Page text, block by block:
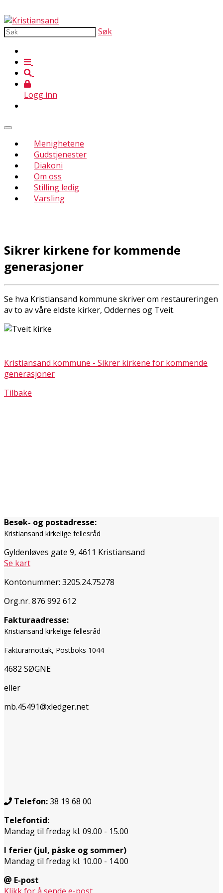
Søk
Logg inn
Menighetene
Gudstjenester
Diakoni
Om oss
Stilling ledig
Varsling
Sikrer kirkene for kommende
generasjoner
Se hva Kristiansand kommune skriver om restaureringen
av to av våre eldste kirker, Oddernes og Tveit.
Kristiansand kommune - Sikrer kirkene for kommende
generasjoner
Tilbake
Besøk- og postadresse:
Kristiansand kirkelige fellesråd
Gyldenløves gate 9, 4611 Kristiansand
Se kart
Kontonummer: 3205.24.75278
Org.nr. 876 992 612
Fakturaadresse:
Kristiansand kirkelige fellesråd
Fakturamottak, Postboks 1044
4682 SØGNE
eller
mb.45491@xledger.net
Telefon:38 19 68 00
Telefontid:
Mandag til fredag kl. 09.00 - 15.00
I ferier (jul, påske og sommer)
Mandag til fredag kl. 10.00 - 14.00
E-post